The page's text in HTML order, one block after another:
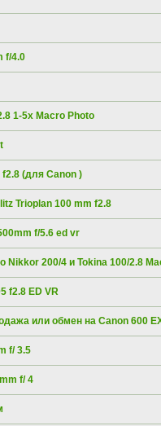
f/4.0
1-5x Macro Photo
(для Canon )
Trioplan 100 mm f2.8
f/5.6 ed vr
Nikkor 200/4 и Tokina 100/2.8
f2.8 ED VR
или обмен на Canon 600
f/ 3.5
f/ 4